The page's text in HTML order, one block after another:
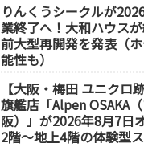
りんくうシークルが
業終了へ！大和ハウス
前大型再開発を発表（
能性も）
【大阪・梅田 ユニクロ
旗艦店「Alpen OSAKA
阪）」が2026年8月7日
2階～地上4階の体験型